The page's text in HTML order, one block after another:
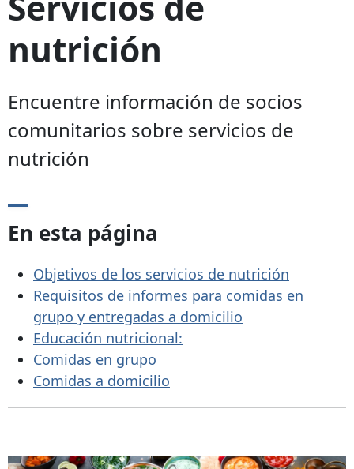
nutrición
Encuentre información de socios
comunitarios sobre servicios de
nutrición
En esta página
Objetivos de los servicios de nutrición
Requisitos de informes para comidas en
grupo y entregadas a domicilio
Educación nutricional:
Comidas en grupo
Comidas a domicilio